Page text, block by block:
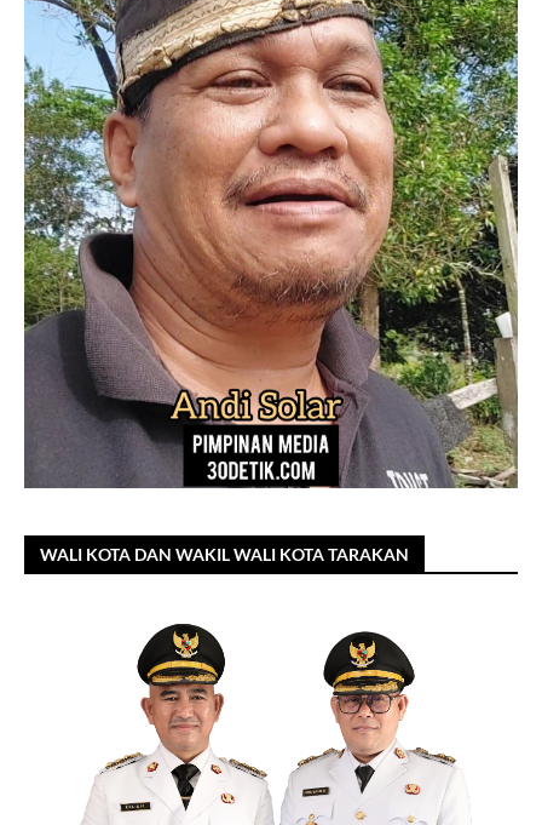
WALI KOTA DAN WAKIL WALI KOTA TARAKAN